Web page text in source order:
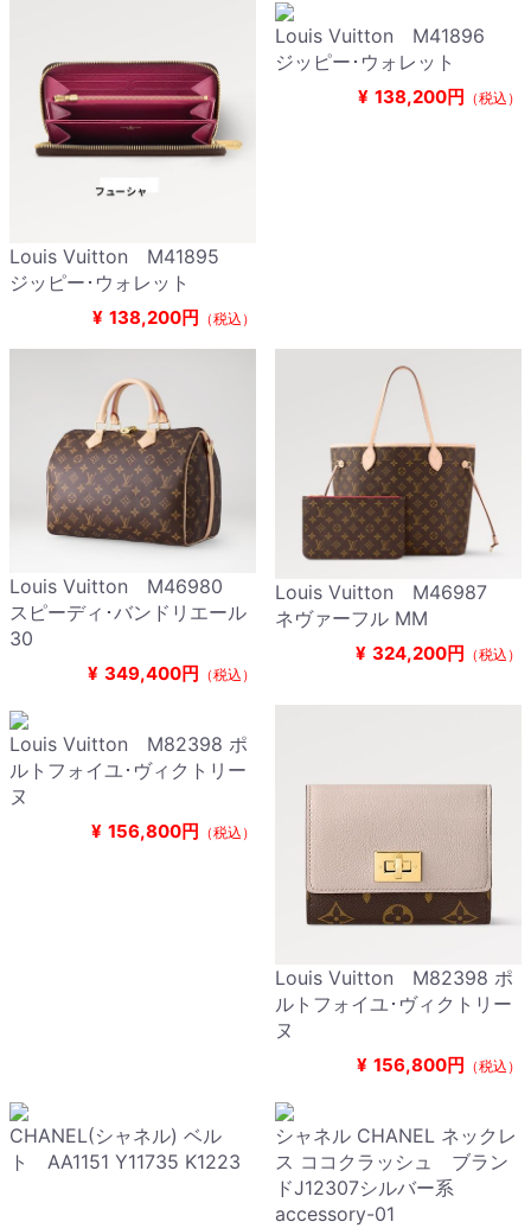
Louis Vuitton M41895
ジッピー･ウォレット
¥ 138,200円 （税込）
Louis Vuitton M41896
ジッピー･ウォレット
¥ 138,200円 （税込）
Louis Vuitton M46980
スピーディ･バンドリエール
30
¥ 349,400円 （税込）
Louis Vuitton M46987
ネヴァーフル MM
¥ 324,200円 （税込）
Louis Vuitton M82398 ポ
ルトフォイユ･ヴィクトリー
ヌ
¥ 156,800円 （税込）
Louis Vuitton M82398 ポ
ルトフォイユ･ヴィクトリー
ヌ
¥ 156,800円 （税込）
CHANEL(シャネル) ベル
ト AA1151 Y11735 K1223
シャネル CHANEL ネックレ
ス ココクラッシュ ブラン
ドJ12307シルバー系
accessory-01